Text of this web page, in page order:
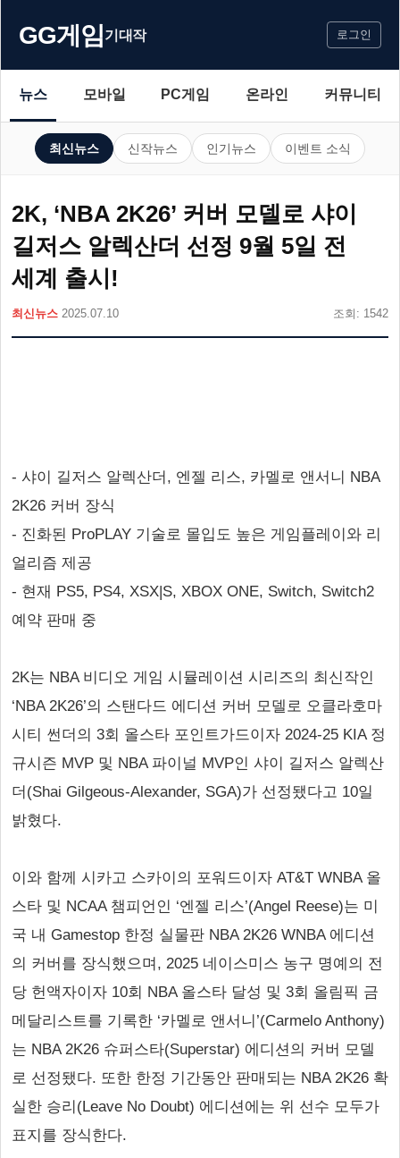
GG게임기대작 로그인
뉴스 모바일 PC게임 온라인 커뮤니티
최신뉴스 신작뉴스 인기뉴스 이벤트 소식
2K, ‘NBA 2K26’ 커버 모델로 샤이
길저스 알렉산더 선정 9월 5일 전
세계 출시!
최신뉴스 2025.07.10 조회: 1542
- 샤이 길저스 알렉산더, 엔젤 리스, 카멜로 앤서니 NBA
2K26 커버 장식
- 진화된 ProPLAY 기술로 몰입도 높은 게임플레이와 리
얼리즘 제공
- 현재 PS5, PS4, XSX|S, XBOX ONE, Switch, Switch2
예약 판매 중
2K는 NBA 비디오 게임 시뮬레이션 시리즈의 최신작인
‘NBA 2K26’의 스탠다드 에디션 커버 모델로 오클라호마
시티 썬더의 3회 올스타 포인트가드이자 2024-25 KIA 정
규시즌 MVP 및 NBA 파이널 MVP인 샤이 길저스 알렉산
더(Shai Gilgeous-Alexander, SGA)가 선정됐다고 10일
밝혔다.
이와 함께 시카고 스카이의 포워드이자 AT&T WNBA 올
스타 및 NCAA 챔피언인 ‘엔젤 리스’(Angel Reese)는 미
국 내 Gamestop 한정 실물판 NBA 2K26 WNBA 에디션
의 커버를 장식했으며, 2025 네이스미스 농구 명예의 전
당 헌액자이자 10회 NBA 올스타 달성 및 3회 올림픽 금
메달리스트를 기록한 ‘카멜로 앤서니’(Carmelo Anthony)
는 NBA 2K26 슈퍼스타(Superstar) 에디션의 커버 모델
로 선정됐다. 또한 한정 기간동안 판매되는 NBA 2K26 확
실한 승리(Leave No Doubt) 에디션에는 위 선수 모두가
표지를 장식한다.